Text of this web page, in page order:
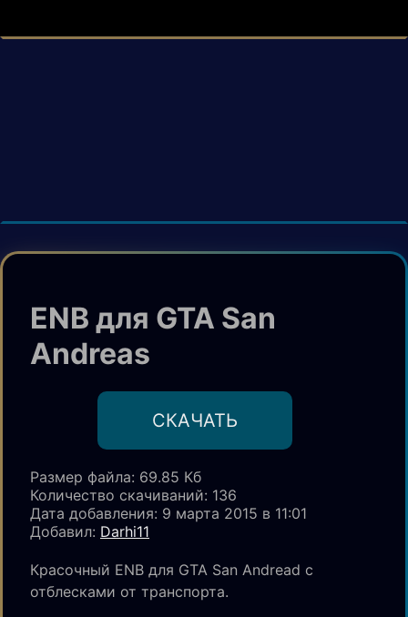
ENB для GTA San
Andreas
CКАЧАТЬ
Размер файла: 69.85 Кб
Количество скачиваний: 136
Дата добавления: 9 марта 2015 в 11:01
Добавил: Darhi11
Красочный ENB для GTA San Andread с
отблесками от транспорта.